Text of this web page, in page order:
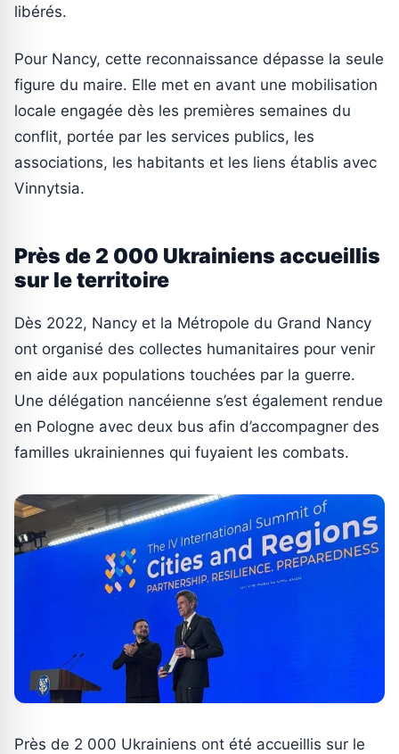
libérés.
Pour Nancy, cette reconnaissance dépasse la seule
figure du maire. Elle met en avant une mobilisation
locale engagée dès les premières semaines du
conflit, portée par les services publics, les
associations, les habitants et les liens établis avec
Vinnytsia.
Près de 2 000 Ukrainiens accueillis
sur le territoire
Dès 2022, Nancy et la Métropole du Grand Nancy
ont organisé des collectes humanitaires pour venir
en aide aux populations touchées par la guerre.
Une délégation nancéienne s’est également rendue
en Pologne avec deux bus afin d’accompagner des
familles ukrainiennes qui fuyaient les combats.
Près de 2 000 Ukrainiens ont été accueillis sur le